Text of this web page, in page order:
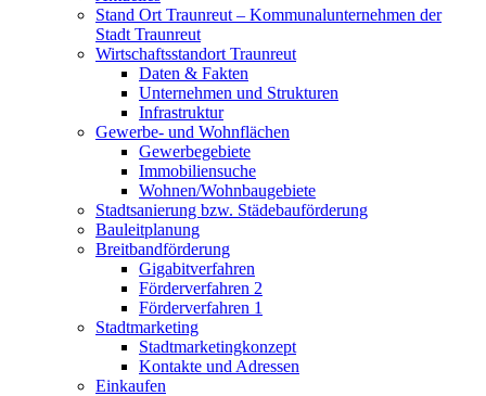
Stand Ort Traunreut – Kommunalunternehmen der
Stadt Traunreut
Wirtschaftsstandort Traunreut
Daten & Fakten
Unternehmen und Strukturen
Infrastruktur
Gewerbe- und Wohnflächen
Gewerbegebiete
Immobiliensuche
Wohnen/Wohnbaugebiete
Stadtsanierung bzw. Städebauförderung
Bauleitplanung
Breitbandförderung
Gigabitverfahren
Förderverfahren 2
Förderverfahren 1
Stadtmarketing
Stadtmarketingkonzept
Kontakte und Adressen
Einkaufen